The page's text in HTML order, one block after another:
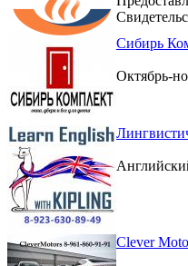
Сибирь
Октябрь-
Clever